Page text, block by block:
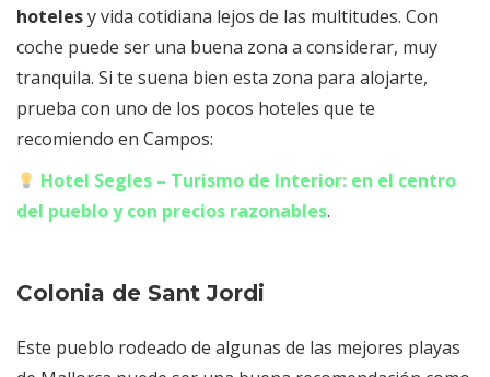
hotelesy vida cotidiana lejos de las multitudes. Con
coche puede ser una buena zona a considerar, muy
tranquila. Si te suena bien esta zona para alojarte,
prueba con uno de los pocos hoteles que te
recomiendo en Campos:
Hotel Segles – Turismo de Interior: en el centro
del pueblo y con precios razonables.
Colonia de Sant Jordi
Este pueblo rodeado de algunas de las mejores playas